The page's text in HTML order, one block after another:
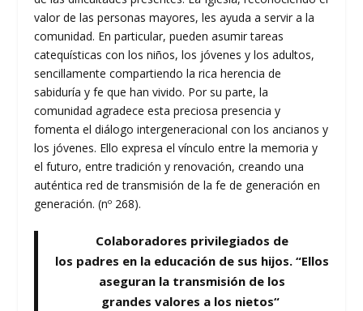
valor de las personas mayores, les ayuda a servir a la
comunidad. En particular, pueden asumir tareas
catequísticas con los niños, los jóvenes y los adultos,
sencillamente compartiendo la rica herencia de
sabiduría y fe que han vivido. Por su parte, la
comunidad agradece esta preciosa presencia y
fomenta el diálogo intergeneracional con los ancianos y
los jóvenes. Ello expresa el vínculo entre la memoria y
el futuro, entre tradición y renovación, creando una
auténtica red de transmisión de la fe de generación en
generación. (nº 268).
Colaboradores privilegiados de
los padres en la educación de sus hijos. “Ellos
aseguran la transmisión de los
grandes valores a los nietos“